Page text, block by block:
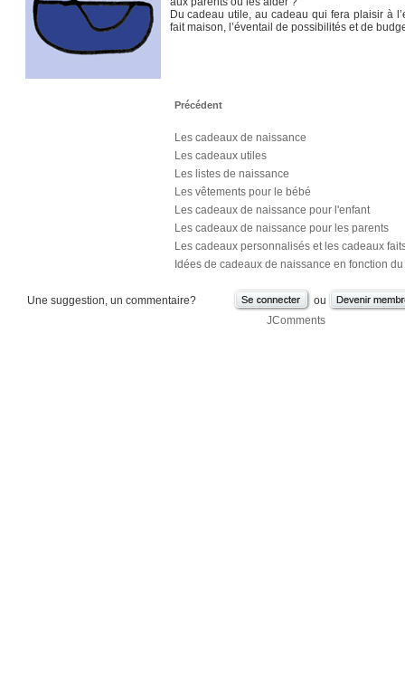
Du cadeau utile, au cadeau qui fera plaisir à
fait maison, l’éventail de possibilités et de
Précédent
Les cadeaux de naissance
Les cadeaux utiles
Les listes de naissance
Les vêtements pour le bébé
Les cadeaux de naissance pour l'enfant
Les cadeaux de naissance pour les parents
Les cadeaux personnalisés et les cadeaux
Idées de cadeaux de naissance en fonction
Une suggestion, un commentaire?
ou
JComments